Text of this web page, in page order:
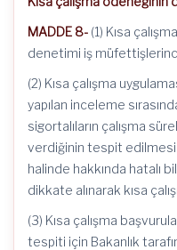
MADDE 8- (1) Kısa
denetimi iş
(2) Kısa çalışma
yapılan inceleme
sigortalıların çalışma
verdiğinin tespit edilmesi
halinde hakkında hatalı
dikkate alınarak kısa
(3) Kısa çalışma
tespiti için Bakanlık